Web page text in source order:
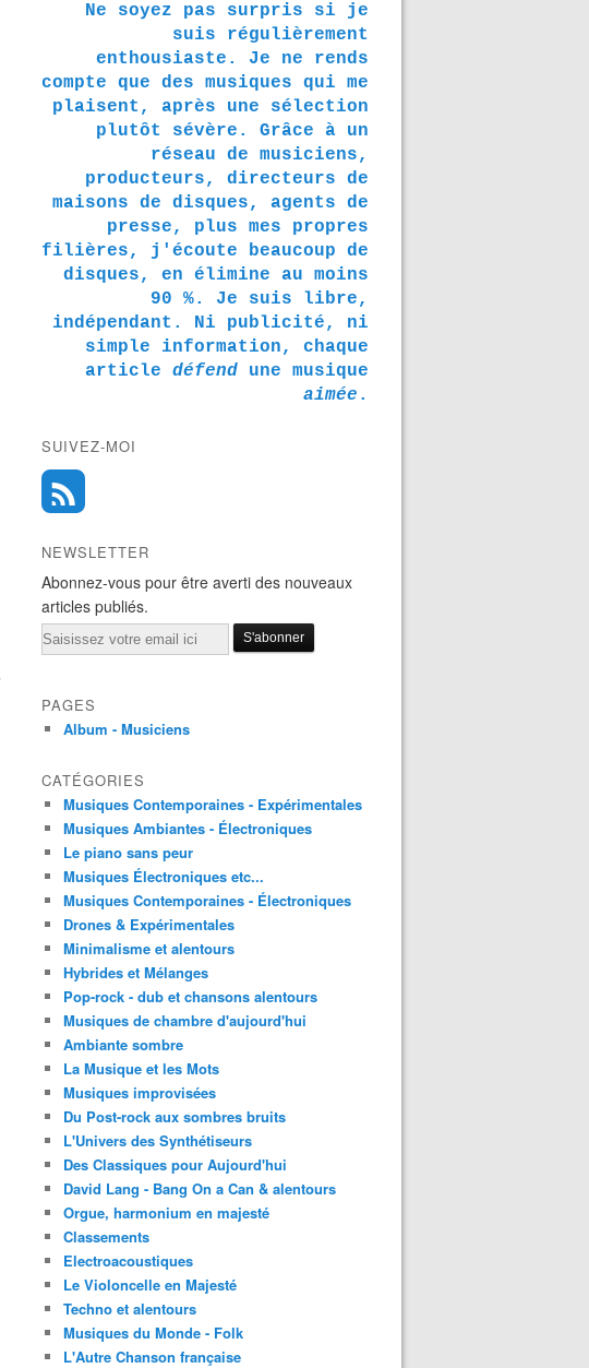
Ne soyez pas surpris si je
suis régulièrement
enthousiaste. Je ne rends
compte que des musiques qui me
plaisent, après une sélection
plutôt sévère. Grâce à un
réseau de musiciens,
producteurs, directeurs de
maisons de disques, agents de
presse, plus mes propres
filières, j'écoute beaucoup de
disques, en élimine au moins
90 %. Je suis libre,
indépendant. Ni publicité, ni
simple information, chaque
article défend une musique
aimée .
SUIVEZ-MOI
NEWSLETTER
Abonnez-vous pour être averti des nouveaux
articles publiés.
Email
PAGES
Album - Musiciens
CATÉGORIES
Musiques Contemporaines - Expérimentales
Musiques Ambiantes - Électroniques
Le piano sans peur
Musiques Électroniques etc...
Musiques Contemporaines - Électroniques
Drones & Expérimentales
Minimalisme et alentours
Hybrides et Mélanges
Pop-rock - dub et chansons alentours
Musiques de chambre d'aujourd'hui
Ambiante sombre
La Musique et les Mots
Musiques improvisées
Du Post-rock aux sombres bruits
L'Univers des Synthétiseurs
Des Classiques pour Aujourd'hui
David Lang - Bang On a Can & alentours
Orgue, harmonium en majesté
Classements
Electroacoustiques
Le Violoncelle en Majesté
Techno et alentours
Musiques du Monde - Folk
L'Autre Chanson française